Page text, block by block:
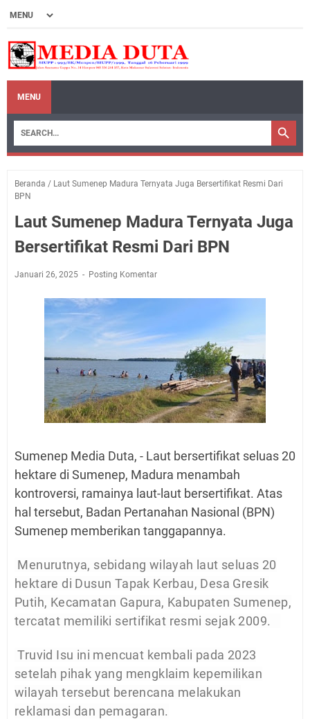
MENU
Beranda / Laut Sumenep Madura Ternyata Juga Bersertifikat Resmi Dari
BPN
Laut Sumenep Madura Ternyata Juga
Bersertifikat Resmi Dari BPN
Januari 26, 2025 Posting Komentar
Sumenep Media Duta, - Laut bersertifikat seluas 20
hektare di Sumenep, Madura menambah
kontroversi, ramainya laut-laut bersertifikat. Atas
hal tersebut, Badan Pertanahan Nasional (BPN)
Sumenep memberikan tanggapannya.
Menurutnya, sebidang wilayah laut seluas 20
hektare di Dusun Tapak Kerbau, Desa Gresik
Putih, Kecamatan Gapura, Kabupaten Sumenep,
tercatat memiliki sertifikat resmi sejak 2009.
Truvid Isu ini mencuat kembali pada 2023
setelah pihak yang mengklaim kepemilikan
wilayah tersebut berencana melakukan
reklamasi dan pemagaran.